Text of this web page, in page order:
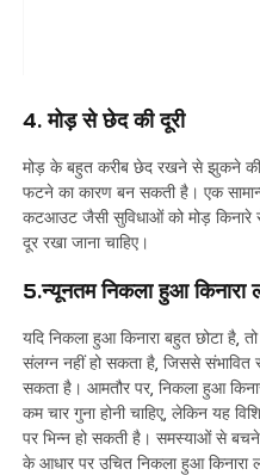
4. मोड़ से छेद की दूरी
मोड़ के बहुत करीब छेद रखने से झुकने की
फटने का कारण बन सकती है। एक
कटआउट जैसी सुविधाओं को मोड़ किनारे
दूर रखा जाना चाहिए।
5.न्यूनतम निकला हुआ किनारा
यदि निकला हुआ किनारा बहुत छोटा है,
संलग्न नहीं हो सकता है, जिससे संभावित
सकता है। आमतौर पर, निकला हुआ
कम चार गुना होनी चाहिए, लेकिन यह
पर भिन्न हो सकती है। समस्याओं से
के आधार पर उचित निकला हुआ